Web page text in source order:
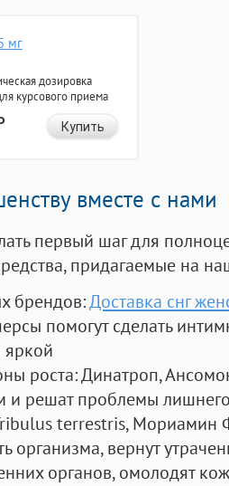
мг
дозировка
курсового приема
Купить
вместе с нами
первый шаг для
придагаемые на
брендов:Доставка снг
помогут сделать
роста: Динатроп,
и решат проблемы
terrestris, Мориамин
организма, вернут
органов, омолодят